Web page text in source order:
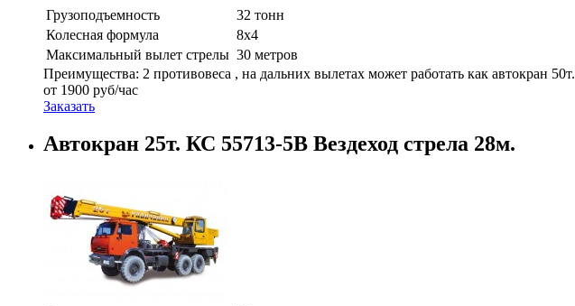
Грузоподъемность
32 тонн
Колесная формула
8х4
Максимальный вылет стрелы 30 метров
Преимущества: 2 противовеса , на дальних вылетах может работать как автокран 50т.
от 1900 руб/час
Заказать
Автокран 25т. КС 55713-5В Вездеход стрела 28м.